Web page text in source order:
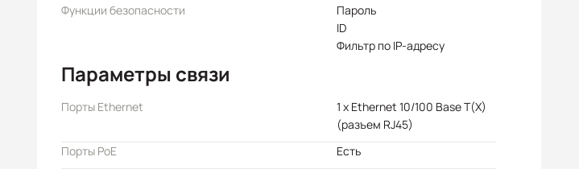
Функции безопасности
Пароль
ID
Фильтр по IP-адресу
Параметры связи
Порты Ethernet
1 x Ethernet 10/100 Base T(X)
(разъем RJ45)
Порты PoE
Есть